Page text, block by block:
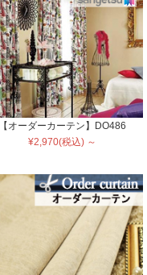
【オーダーカーテン】DO486
¥2,970(税込) ～